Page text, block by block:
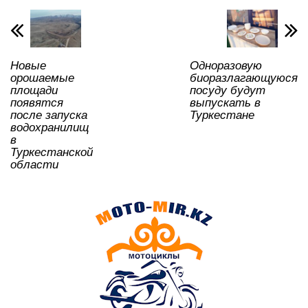
p
p
o
o
k
и
ть
Новые
орошаемые
площади
появятся
после запуска
водохранилищ
в
Туркестанской
области
Одноразовую
биоразлагающуюся
посуду будут
выпускать в
Туркестане